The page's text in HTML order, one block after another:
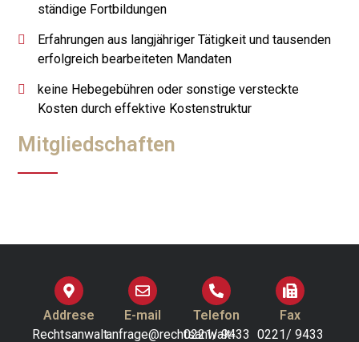
ständige Fortbildungen
Erfahrungen aus langjähriger Tätigkeit und tausenden
erfolgreich bearbeiteten Mandaten
keine Hebegebühren oder sonstige versteckte
Kosten durch effektive Kostenstruktur
Mitgliedschaften
Addrese
Rechtsanwalt
E-mail
anfrage@rechtsanwalt-
Telefon
0221/ 9433
Fax
0221/ 9433